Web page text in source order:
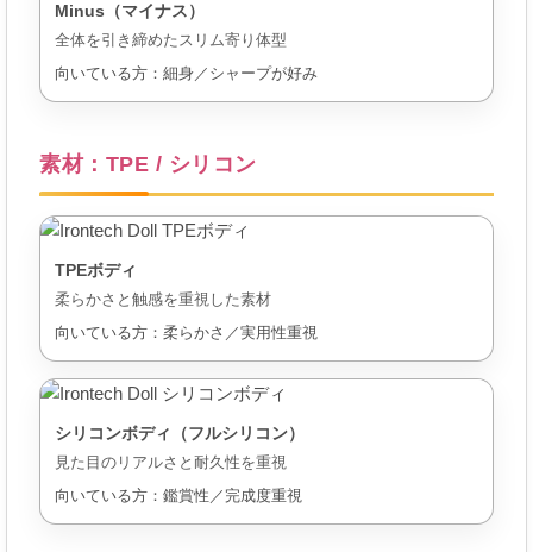
Minus（マイナス）
全体を引き締めたスリム寄り体型
向いている方：細身／シャープが好み
素材：TPE / シリコン
TPEボディ
柔らかさと触感を重視した素材
向いている方：柔らかさ／実用性重視
シリコンボディ（フルシリコン）
見た目のリアルさと耐久性を重視
向いている方：鑑賞性／完成度重視